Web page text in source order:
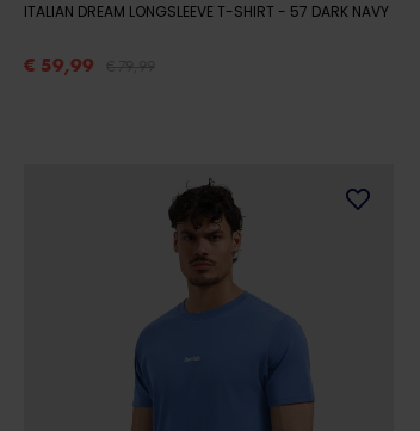
ITALIAN DREAM LONGSLEEVE T-SHIRT - 57 DARK NAVY
€ 59,99